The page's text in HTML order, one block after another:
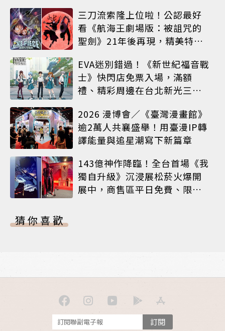
三刀流索隆上位啦！公認最好
看《航海王劇場版：被詛咒的
聖劍》21年後再現，精美特典
EVA迷別錯過！《新世紀福音戰
士》快閃店免票入場，滿額
禮、精彩周邊在台北新光三越
2026 漫博會／《臺灣漫畫館》
逾2萬人共襄盛舉！用臺漫IP轉
譯能量與追星潮寫下新篇章
143億神作降臨！全台首場《我
獨自升級》沉浸展松菸火爆開
展中，商售區平日免費、限定
猜你喜歡
訂閱